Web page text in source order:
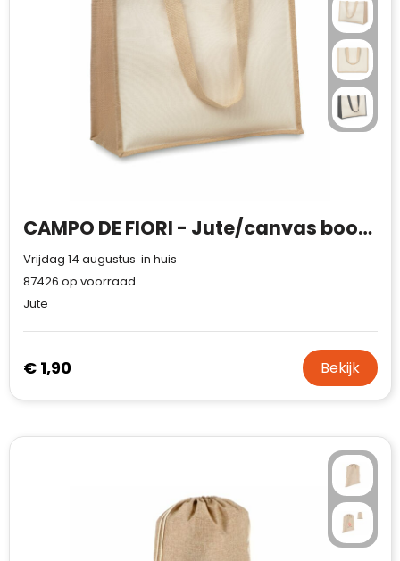
CAMPO DE FIORI - Jute/canvas boodschappentas
Vrijdag 14 augustus in huis
87426 op voorraad
Jute
€ 1,90 Bekijk